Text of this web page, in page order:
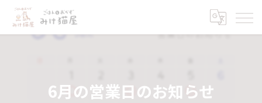
6月の営業日のお知らせ